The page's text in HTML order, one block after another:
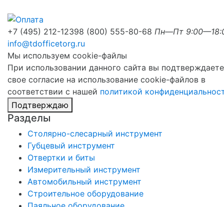
+7 (495) 212-12398 (800) 555-80-68 Пн—Пт
info@tdofficetorg.ru
Мы используем cookie-файлы
При использовании данного сайта вы подтверждаете
свое согласие на использование cookie-файлов в
соответствии с нашей политикой
Подтверждаю
Разделы
Столярно-слесарный инструмент
Губцевый инструмент
Отвертки и биты
Измерительный инструмент
Автомобильный инструмент
Строительное оборудование